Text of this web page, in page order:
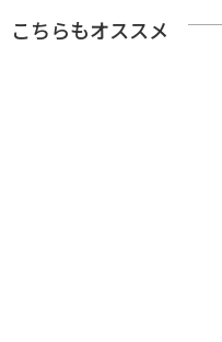
こちらもオススメ